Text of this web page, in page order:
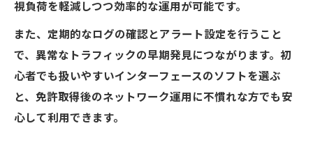
視負荷を軽減しつつ効率的な運用が可能です。
また、定期的なログの確認とアラート設定を行うこと
で、異常なトラフィックの早期発見につながります。初
心者でも扱いやすいインターフェースのソフトを選ぶ
と、免許取得後のネットワーク運用に不慣れな方でも安
心して利用できます。